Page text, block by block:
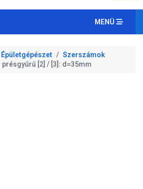
MENÜ
Épületgépészet
Szerszámok
[2] / [3]: d=35mm